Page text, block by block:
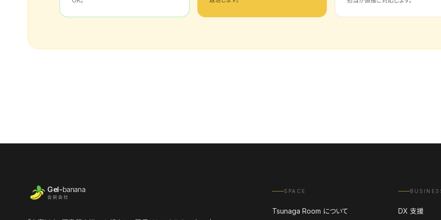
Gel-banana
合同会社
SPACE
Tsunaga Room について DX 支援